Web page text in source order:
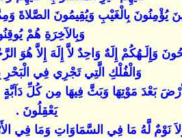
يُؤْمِنُونَ بِالْغَيْبِ وَيُقِيمُونَ الصَّلاةَ
وَبِالآخِرَةِ هُمْ
وَإِلَـهُكُمْ إِلَهٌ وَاحِدٌ لاَّ إِلَهَ إِلاَّ هُوَ
وَالْفُلْكِ الَّتِي تَجْرِي فِي الْبَحْرِ
بَعْدَ مَوْتِهَا وَبَثَّ فِيهَا مِن كُلِّ
يَعْقِلُونَ .
وَلاَ نَوْمٌ لَّهُ مَا فِي السَّمَاوَاتِ وَمَا